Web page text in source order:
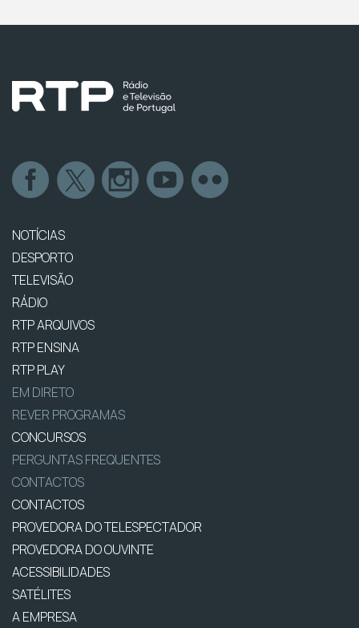
NOTÍCIAS
DESPORTO
TELEVISÃO
RÁDIO
RTP ARQUIVOS
RTP ENSINA
RTP PLAY
EM DIRETO
REVER PROGRAMAS
CONCURSOS
PERGUNTAS FREQUENTES
CONTACTOS
CONTACTOS
PROVEDORA DO TELESPECTADOR
PROVEDORA DO OUVINTE
ACESSIBILIDADES
SATÉLITES
A EMPRESA